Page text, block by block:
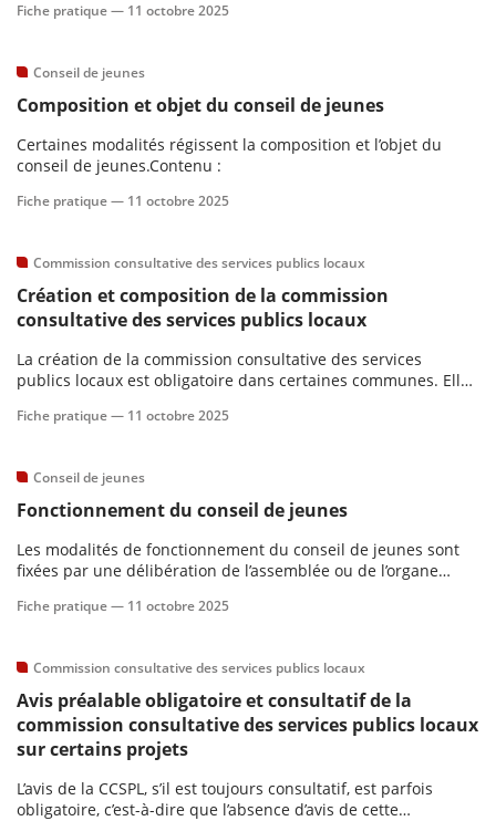
usagers.Contenu :
Fiche pratique — 11 octobre 2025
Conseil de jeunes
Composition et objet du conseil de jeunes
Certaines modalités régissent la composition et l’objet du
conseil de jeunes.Contenu :
Fiche pratique — 11 octobre 2025
Commission consultative des services publics locaux
Création et composition de la commission
consultative des services publics locaux
La création de la commission consultative des services
publics locaux est obligatoire dans certaines communes. Elle
mandats sont soumis à des règles spécifiques.Contenu :
Fiche pratique — 11 octobre 2025
Conseil de jeunes
Fonctionnement du conseil de jeunes
Les modalités de fonctionnement du conseil de jeunes sont
fixées par une délibération de l’assemblée ou de l’organe
Fiche pratique — 11 octobre 2025
Commission consultative des services publics locaux
Avis préalable obligatoire et consultatif de la
commission consultative des services publics locaux
sur certains projets
L’avis de la CCSPL, s’il est toujours consultatif, est parfois
obligatoire, c’est-à-dire que l’absence d’avis de cette